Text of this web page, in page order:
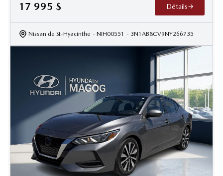
17 995 $ Détails
Nissan de St-Hyacinthe - NIH00551 - 3N1AB8CV9NY266735